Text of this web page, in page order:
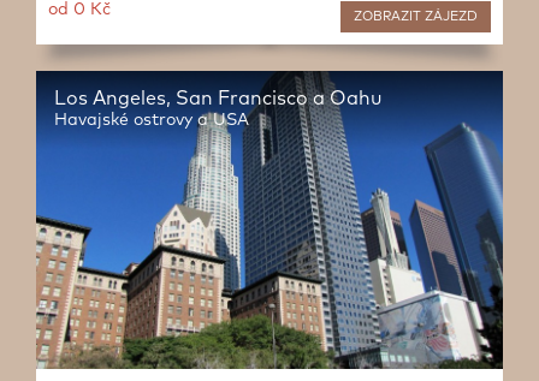
ZOBRAZIT ZÁJEZD
od 0 Kč
Los Angeles, San Francisco a Oahu
Havajské ostrovy a USA